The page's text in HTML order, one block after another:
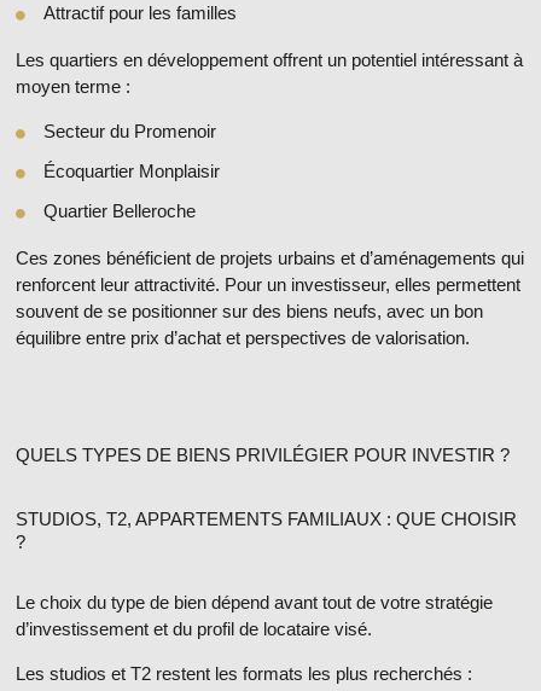
Attractif pour les familles
Les quartiers en développementoffrent un potentiel intéressant à
moyen terme :
Secteur du Promenoir
Écoquartier Monplaisir
Quartier Belleroche
Ces zones bénéficient de projets urbains et d’aménagements qui
renforcent leur attractivité. Pour un investisseur, elles permettent
souvent de se positionner sur des biens neufs, avec un bon
équilibre entre prix d’achat et perspectives de valorisation.
QUELS TYPES DE BIENS PRIVILÉGIER POUR INVESTIR ?
STUDIOS, T2, APPARTEMENTS FAMILIAUX : QUE CHOISIR
?
Le choix du type de bien dépend avant tout de votre stratégie
d’investissement et du profil de locataire visé.
Les studios et T2restent les formats les plus recherchés :